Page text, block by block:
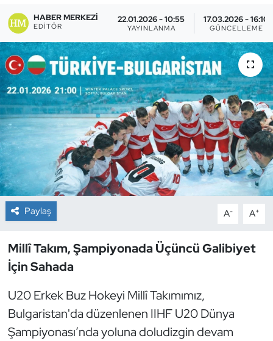
HABER MERKEZI
EDITÖR
22.01.2026 - 10:55
YAYINLANMA
17.03.2026 - 16:10
GÜNCELLEME
Paylaş A- A+
Millî Takım, Şampiyonada Üçüncü Galibiyet
İçin Sahada
U20 Erkek Buz Hokeyi Millî Takımımız,
Bulgaristan'da düzenlenen IIHF U20 Dünya
Şampiyonası’nda yoluna doludizgin devam
Briç
Buz Hokeyi
Buz Pateni
Çim Hokeyi
Cimnastik
Curling
Dağcılık
Dövüş Sanatı
E-Spor
Eskrim